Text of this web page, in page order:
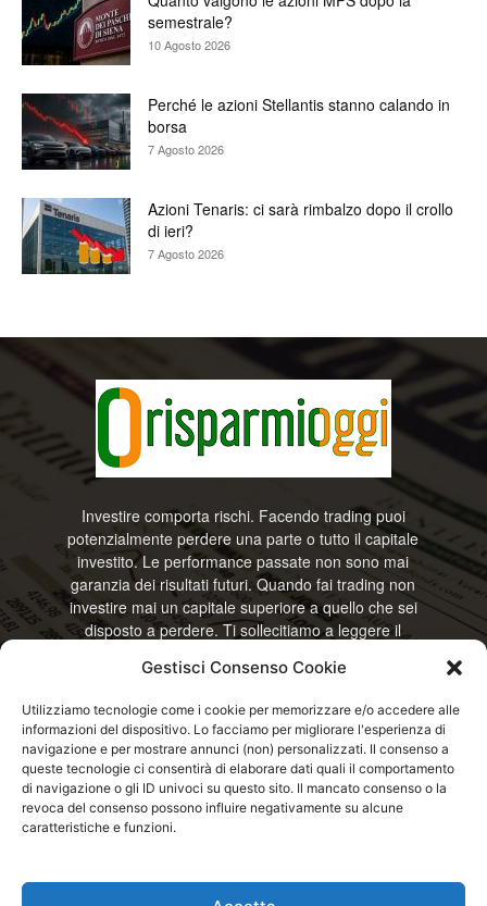
Gestisci Consenso Cookie
Utilizziamo tecnologie come i cookie per memorizzare e/o accedere alle
informazioni del dispositivo. Lo facciamo per migliorare l'esperienza di
navigazione e per mostrare annunci (non) personalizzati. Il consenso a
queste tecnologie ci consentirà di elaborare dati quali il comportamento
di navigazione o gli ID univoci su questo sito. Il mancato consenso o la
revoca del consenso possono influire negativamente su alcune
caratteristiche e funzioni.
semestrale?
10 Agosto 2026
Perché le azioni Stellantis stanno calando in
borsa
7 Agosto 2026
Azioni Tenaris: ci sarà rimbalzo dopo il crollo
di ieri?
7 Agosto 2026
Investire comporta rischi. Facendo trading puoi
potenzialmente perdere una parte o tutto il capitale
investito. Le performance passate non sono mai
garanzia dei risultati futuri. Quando fai trading non
investire mai un capitale superiore a quello che sei
disposto a perdere. Ti sollecitiamo a leggere il
RisparmiOggi non offre alcun genere di consulenza
informazioni riportate. Continuando ad accedere o
a usare questo sito o ogni servizio disponibile
questo sito, dichiari di accettare termini e condizioni
previste. © RisparmiOggi
Contattaci: